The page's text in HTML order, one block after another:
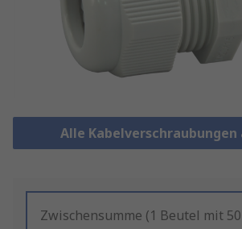
Alle Kabelverschraubungen
Zwischensumme (1 Beutel mit